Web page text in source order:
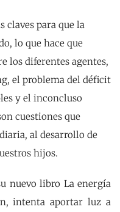
claves para que la
lo que hace que
los diferentes agentes,
el problema del déficit
y el inconcluso
cuestiones que
al desarrollo de
hijos.
nuevo libro La energía
intenta aportar luz a